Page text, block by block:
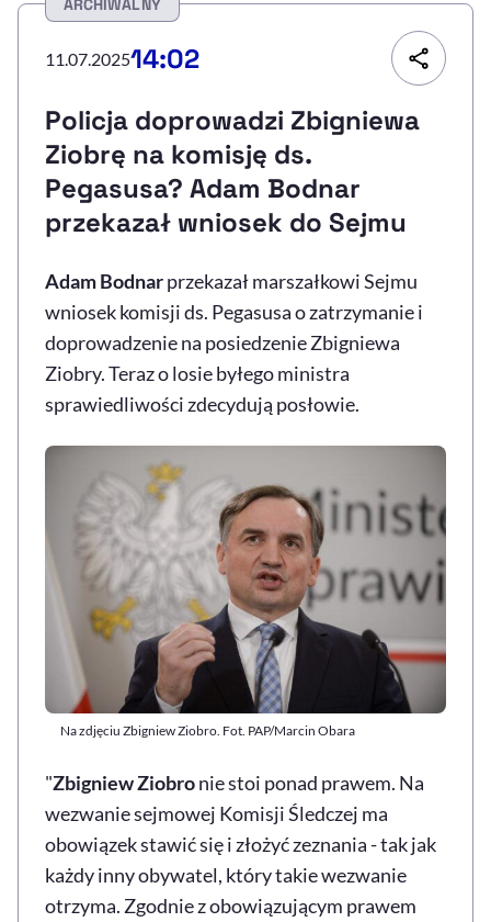
Sprawdź, jak i dlaczego zwiększamy dostępność, otwiera się w nowym
Deklaracja dostępności, otwiera się w nowym oknie
Zgłoś problem
, otwiera się w
ARCHIWALNY
11.07.202514:02
Policja doprowadzi Zbigniewa
Ziobrę na komisję ds.
Pegasusa? Adam Bodnar
przekazał wniosek do Sejmu
Adam Bodnarprzekazał marszałkowi Sejmu
wniosek komisji ds. Pegasusa o zatrzymanie i
doprowadzenie na posiedzenie Zbigniewa
Ziobry. Teraz o losie byłego ministra
sprawiedliwości zdecydują posłowie.
Na zdjęciu Zbigniew Ziobro. Fot. PAP/Marcin Obara
"Zbigniew Ziobronie stoi ponad prawem. Na
wezwanie sejmowej Komisji Śledczej ma
obowiązek stawić się i złożyć zeznania - tak jak
każdy inny obywatel, który takie wezwanie
otrzyma. Zgodnie z obowiązującym prawem